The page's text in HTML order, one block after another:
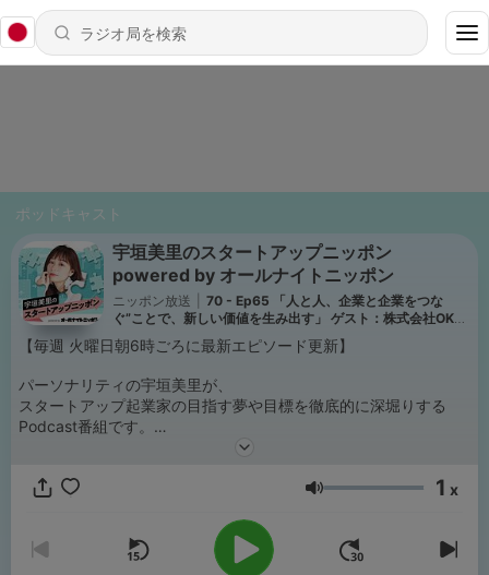
ポッドキャスト
宇垣美里のスタートアップニッポン
powered by オールナイトニッポン
ニッポン放送
70 - Ep65 「人と人、企業と企業をつな
ぐ”ことで、新しい価値を生み出す」 ゲスト：株式会社OK
Junction代表取締役・漆畑慶将さん
【毎週 火曜日朝6時ごろに最新エピソード更新】
パーソナリティの宇垣美里が、
スタートアップ起業家の目指す夢や目標を徹底的に深堀りする
Podcast番組です。
を当て、
番組メールアドレス：
sun@1242.com
https://www.1242.com/startupnippon
音量 1 x